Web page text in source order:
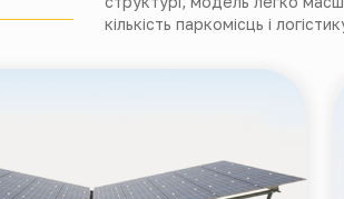
кількість паркомісць і